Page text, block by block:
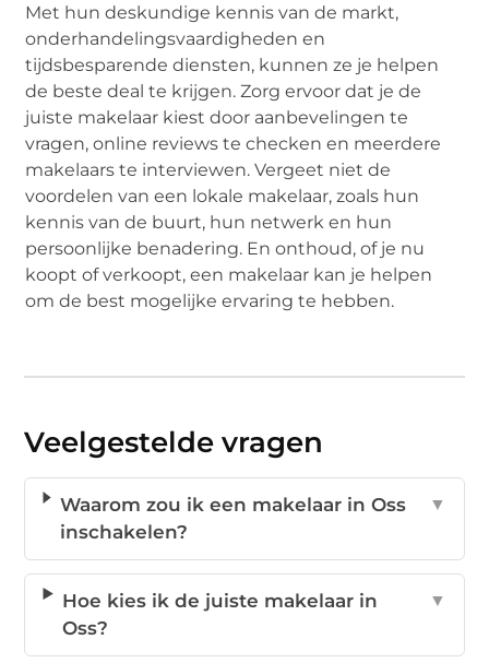
Met hun deskundige kennis van de markt,
onderhandelingsvaardigheden en
tijdsbesparende diensten, kunnen ze je helpen
de beste deal te krijgen. Zorg ervoor dat je de
juiste makelaar kiest door aanbevelingen te
vragen, online reviews te checken en meerdere
makelaars te interviewen. Vergeet niet de
voordelen van een lokale makelaar, zoals hun
kennis van de buurt, hun netwerk en hun
persoonlijke benadering. En onthoud, of je nu
koopt of verkoopt, een makelaar kan je helpen
om de best mogelijke ervaring te hebben.
Veelgestelde vragen
Waarom zou ik een makelaar in Oss
inschakelen?
▼
Hoe kies ik de juiste makelaar in
Oss?
▼